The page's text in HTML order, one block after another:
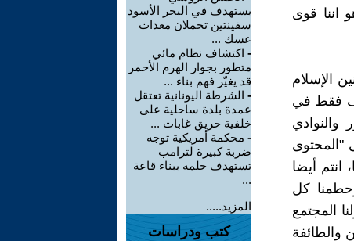
اننا قوى
الإسلام
فقط في
والنوادي
"المحتوى
أيضا
كل
المجتمع
والطائفة
يستهدف في البحر الأسود
سفينتين تحملان معدات
عسك ...
- اكتشاف نظام مائي
متطور بجوار الهرم الأحمر
قد يغيّر فهم بناء ...
- الشرطة اليونانية تعتقل
عمدة بلدة ساحلية على
خلفية حريق غابات ...
- محكمة أمريكية توجه
ضربة كبيرة لترامب
تستهدف حلمه ببناء قاعة
...
المزيد.....
كتب ودراسات